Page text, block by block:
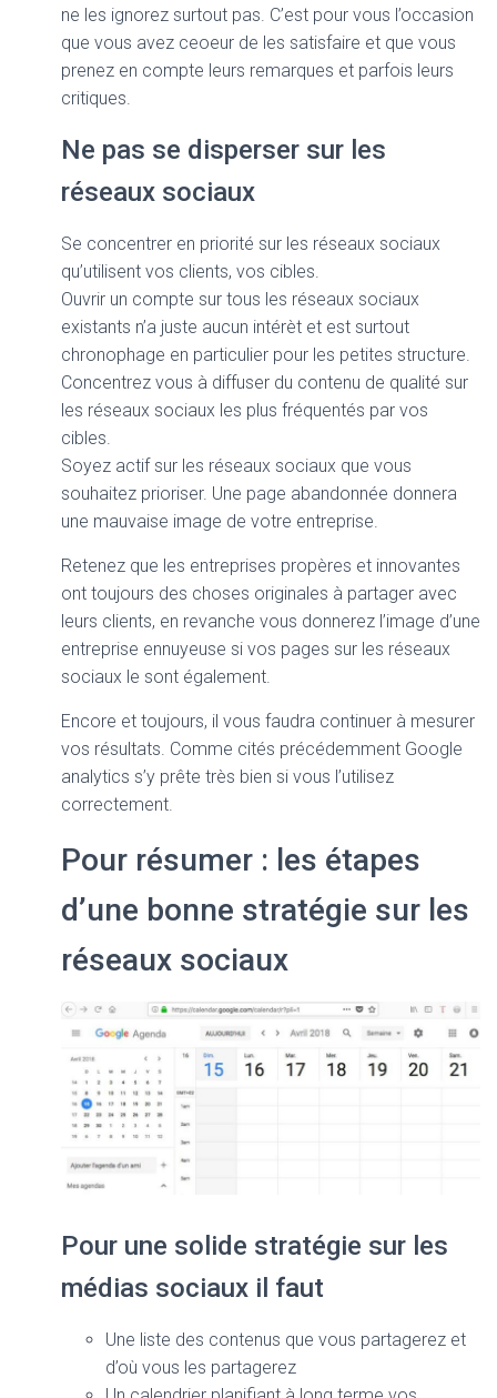
ne les ignorez surtout pas. C’est pour vous l’occasion
que vous avez ceoeur de les satisfaire et que vous
prenez en compte leurs remarques et parfois leurs
critiques.
Ne pas se disperser sur les
réseaux sociaux
Se concentrer en priorité sur les réseaux sociaux
qu’utilisent vos clients, vos cibles.
Ouvrir un compte sur tous les réseaux sociaux
existants n’a juste aucun intérèt et est surtout
chronophage en particulier pour les petites structure.
Concentrez vous à diffuser du contenu de qualité sur
les réseaux sociaux les plus fréquentés par vos
cibles.
Soyez actif sur les réseaux sociaux que vous
souhaitez prioriser. Une page abandonnée donnera
une mauvaise image de votre entreprise.
Retenez que les entreprises propères et innovantes
ont toujours des choses originales à partager avec
leurs clients, en revanche vous donnerez l’image d’une
entreprise ennuyeuse si vos pages sur les réseaux
sociaux le sont également.
Encore et toujours, il vous faudra continuer à mesurer
vos résultats. Comme cités précédemment Google
analytics s’y prête très bien si vous l’utilisez
correctement.
Pour résumer : les étapes
d’une bonne stratégie sur les
réseaux sociaux
Pour une solide stratégie sur les
médias sociaux il faut
Une liste des contenus que vous partagerez et
d’où vous les partagerez